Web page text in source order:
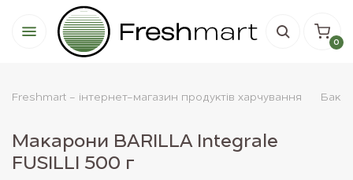
0
Freshmart - інтернет-магазин продуктів харчування
Макарони BARILLA Integrale
FUSILLI 500 г